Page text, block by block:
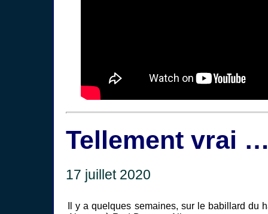
Tellement vrai
17 juillet 2020
Il y a quelques semaines, sur le babillard du